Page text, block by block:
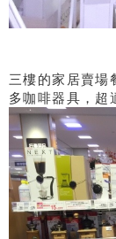
三樓的家居賣場
多咖啡器具，超